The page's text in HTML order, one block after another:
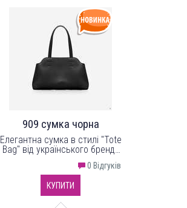
909 сумка чорна
Елегантна сумка в стилі "Tote
Bag" від українського бренду
високоякісного шкірзамінника
0 Відгуків
КУПИТИ